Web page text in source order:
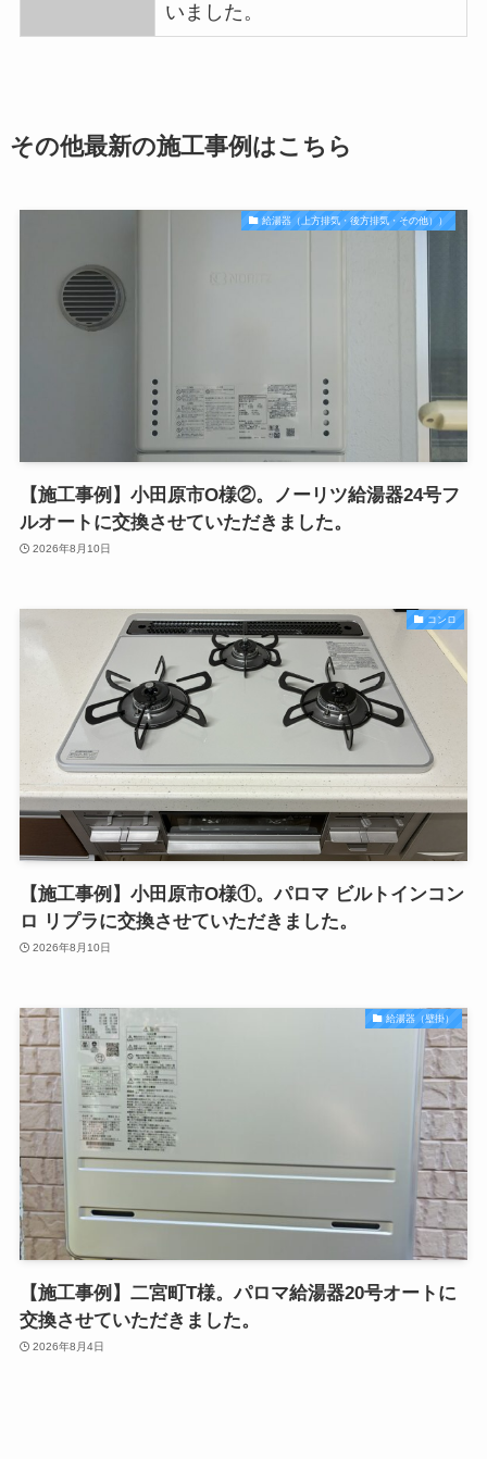
いました。
その他最新の施工事例はこちら
給湯器（上方排気・後方排気・その他））
【施工事例】小田原市O様②。ノーリツ給湯器24号フ
ルオートに交換させていただきました。
2026年8月10日
コンロ
【施工事例】小田原市O様①。パロマ ビルトインコン
ロ リプラに交換させていただきました。
2026年8月10日
給湯器（壁掛）
【施工事例】二宮町T様。パロマ給湯器20号オートに
交換させていただきました。
2026年8月4日